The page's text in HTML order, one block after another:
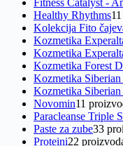
Healthy Rhythms1
Kolekcija Fito
Kozmetika
Kozmetika
Kozmetika Forest
Kozmetika Siberian
Kozmetika
Novomin11
Paracleanse Triple
Paste za zube33
Proteini22